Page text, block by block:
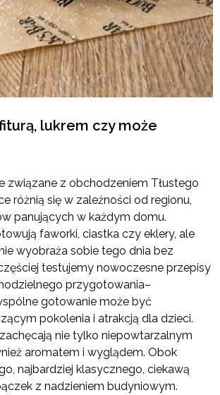
lukrem czy może
związane z obchodzeniem Tłustego
różnią się w zależności od regionu,
panujących w każdym domu.
faworki, ciastka czy eklery, ale
wyobraża sobie tego dnia bez
testujemy nowoczesne przepisy
przygotowania–
gotowanie może być
pokolenia i atrakcją dla dzieci.
nie tylko niepowtarzalnym
aromatem i wyglądem. Obok
najbardziej klasycznego, ciekawą
z nadzieniem budyniowym.